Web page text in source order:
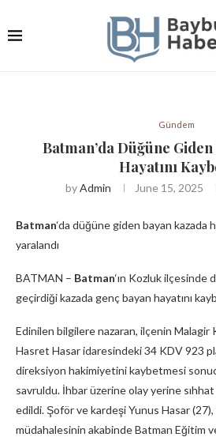
Gündem
Batman’da Düğüne
Hayatını
byAdmin June 15, 2025
Batman‘da düğüne giden bayan kazada
yaralandı
BATMAN – Batman‘ın Kozluk ilçesinde
geçirdiği kazada genç bayan hayatını
Edinilen bilgilere nazaran, ilçenin
Hasret Hasar idaresindeki 34 KDV 923
direksiyon hakimiyetini kaybetmesi
savruldu. İhbar üzerine olay yerine
edildi. Şoför ve kardeşi Yunus Hasar (27),
müdahalesinin akabinde Batman Eğitim